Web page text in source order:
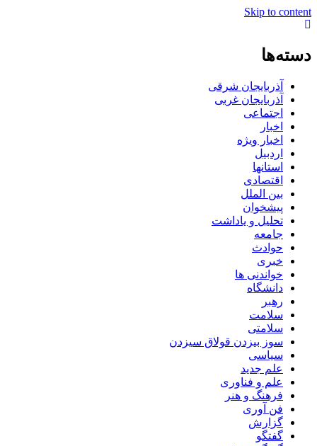
Skip to content
دسته‌ها
آذربایجان شرقی
آذربایجان غربی
اجتماعی
اخبار
اخبار ویژه
اردبیل
استانها
اقتصادی
بین الملل
پیشخوان
تحلیل و یاداشت
جامعه
حوادث
خبری
خواندنی ها
دانشگاه
رهبر
سلامت
سلامتی
سوز بیزدن قولاق سیزدن
سیاسی
علم جدید
علم و فناوری
فرهنگ و هنر
فن آوری
گزارش
گفتگو